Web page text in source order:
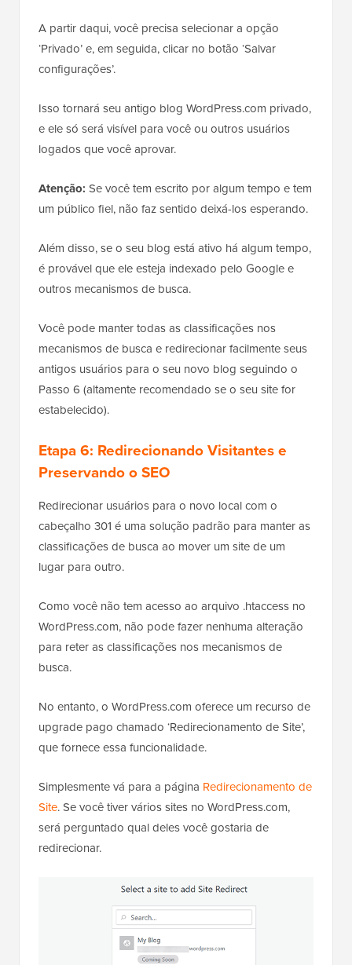
A partir daqui, você precisa selecionar a opção
‘Privado’ e, em seguida, clicar no botão ‘Salvar
configurações’.
Isso tornará seu antigo blog WordPress.com privado,
e ele só será visível para você ou outros usuários
logados que você aprovar.
Atenção: Se você tem escrito por algum tempo e tem
um público fiel, não faz sentido deixá-los esperando.
Além disso, se o seu blog está ativo há algum tempo,
é provável que ele esteja indexado pelo Google e
outros mecanismos de busca.
Você pode manter todas as classificações nos
mecanismos de busca e redirecionar facilmente seus
antigos usuários para o seu novo blog seguindo o
Passo 6 (altamente recomendado se o seu site for
estabelecido).
Etapa 6: Redirecionando Visitantes e
Preservando o SEO
Redirecionar usuários para o novo local com o
cabeçalho 301 é uma solução padrão para manter as
classificações de busca ao mover um site de um
lugar para outro.
Como você não tem acesso ao arquivo .htaccess no
WordPress.com, não pode fazer nenhuma alteração
para reter as classificações nos mecanismos de
busca.
No entanto, o WordPress.com oferece um recurso de
upgrade pago chamado ‘Redirecionamento de Site’,
que fornece essa funcionalidade.
Simplesmente vá para a página Redirecionamento de
Site. Se você tiver vários sites no WordPress.com,
será perguntado qual deles você gostaria de
redirecionar.